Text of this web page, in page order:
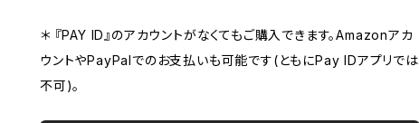
＊ 『PAY ID』のアカウントがなくてもご購入できます。Amazonアカ
ウントやPayPalでのお支払いも可能です(ともにPay IDアプリでは
不可)。